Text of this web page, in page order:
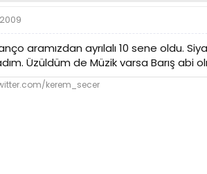
aramızdan ayrılalı 10 sene oldu.
Üzüldüm de Müzik varsa Barış abi
kerem_secer